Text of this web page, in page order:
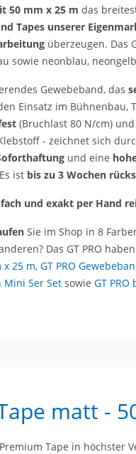
50 mm x 25 m das
Tapes unserer
überzeugen. Das
sowie neonblau,
Gewebeband, das
Einsatz im Bühnenbau,
(Bruchlast 80 N/cm)
- zeichnet sich
und eine
ist bis zu 3 Wochen
und exakt per Hand
Sie im Shop in 8
Das GT PRO
x 25 m, GT PRO
Mini 5er Set sowie GT
matt -
Tape in